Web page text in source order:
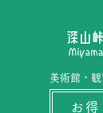
美術館・
お